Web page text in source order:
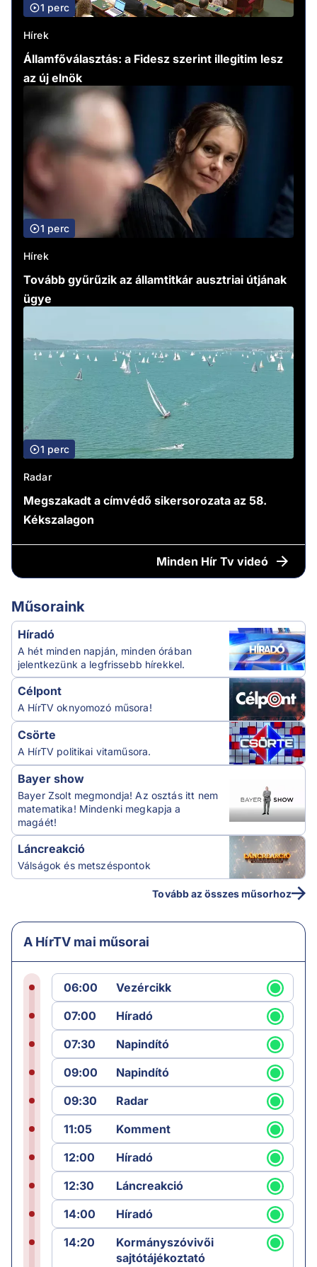
1 perc
Hírek
Államfőválasztás: a Fidesz szerint illegitim lesz
az új elnök
1 perc
Hírek
Tovább gyűrűzik az államtitkár ausztriai útjának
ügye
1 perc
Radar
Megszakadt a címvédő sikersorozata az 58.
Kékszalagon
Minden Hír Tv videó
Műsoraink
Híradó
A hét minden napján, minden órában
jelentkezünk a legfrissebb hírekkel.
Célpont
A HírTV oknyomozó műsora!
Csörte
A HírTV politikai vitaműsora.
Bayer show
Bayer Zsolt megmondja! Az osztás itt nem
matematika! Mindenki megkapja a
magáét!
Láncreakció
Válságok és metszéspontok
Tovább az összes műsorhoz
A HírTV mai műsorai
06:00
Vezércikk
07:00
Híradó
07:30
Napindító
09:00
Napindító
09:30
Radar
11:05
Komment
12:00
Híradó
12:30
Láncreakció
14:00
Híradó
14:20
Kormányszóvivői
sajtótájékoztató